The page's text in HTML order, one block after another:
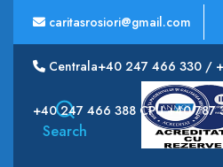
caritasrosiori@gmail.com
Centrala+40 247 466 330 /
+40 247 466 388 CPU +40 787
Search